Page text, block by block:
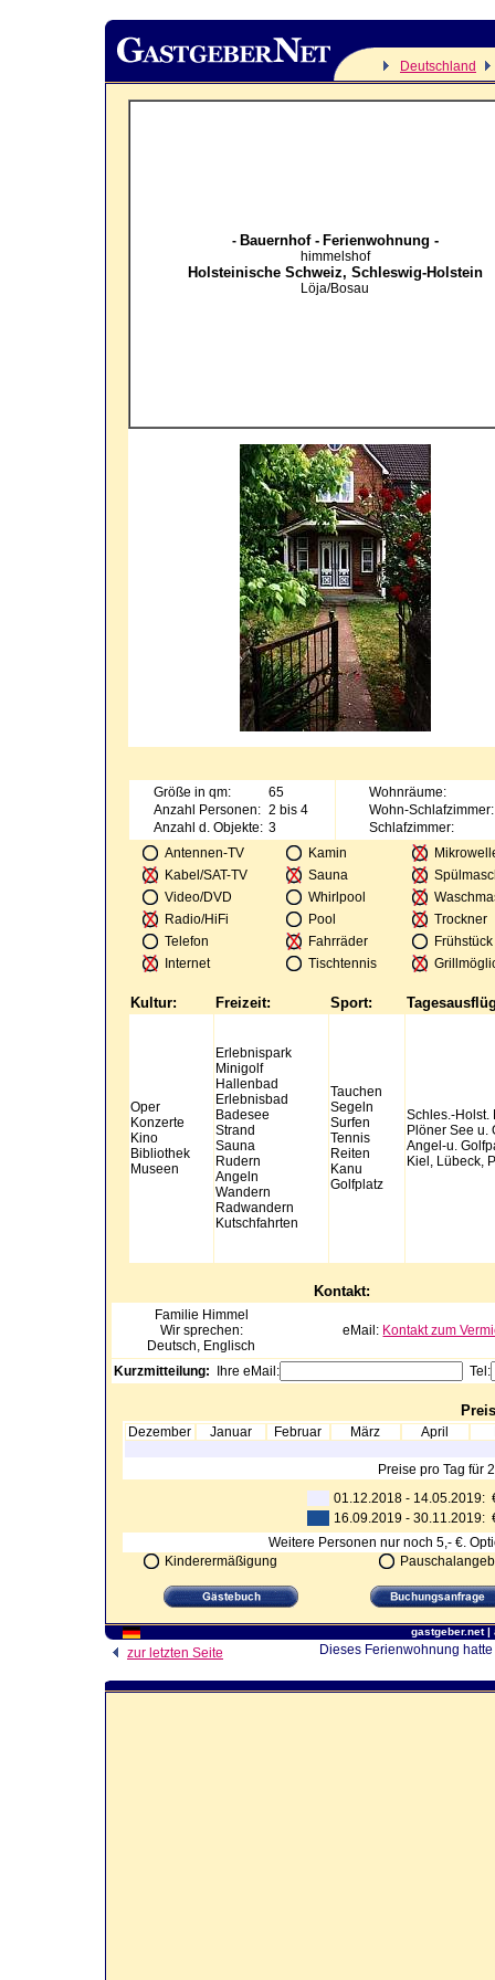
Deutschland
- Bauernhof - Ferienwohnung -
himmelshof
Holsteinische Schweiz, Schleswig-Holstein
Löja/Bosau
Größe in qm:
65
Anzahl Personen: 2 bis 4
Anzahl d. Objekte: 3
Wohnräume:
Wohn-Schlafzimmer:
Schlafzimmer:
Antennen-TV
Kamin
Kabel/SAT-TV
Sauna
Video/DVD
Whirlpool
Radio/HiFi
Pool
Trockner
Telefon
Fahrräder
Internet
Tischtennis
Kultur: Freizeit: Sport:
Oper
Konzerte
Kino
Bibliothek
Museen
Erlebnispark
Minigolf
Hallenbad
Erlebnisbad
Badesee
Strand
Sauna
Rudern
Angeln
Wandern
Radwandern
Kutschfahrten
Tauchen
Segeln
Surfen
Tennis
Reiten
Kanu
Golfplatz
Schles.-Holst.
Plöner See u.
Angel-u.
Kiel, Lübeck,
Kontakt:
Familie Himmel
Wir sprechen:
Deutsch, Englisch
eMail: Kontakt zum
Kurzmitteilung: Ihre eMail: Tel:
Dezember Januar Februar März April
Preise pro Tag für
01.12.2018 -
16.09.2019 - 30.11.2019:
Weitere Personen nur noch 5,- €.
Kinderermäßigung
gastgeber.net|
zur letzten Seite Dieses Ferienwohnung